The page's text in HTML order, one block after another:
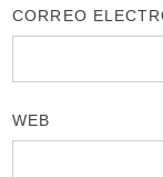
CORREO
WEB